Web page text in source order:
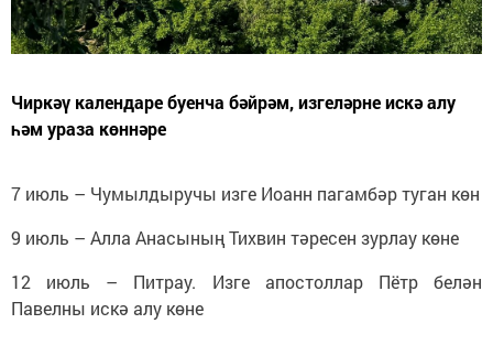
Чиркәү календаре буенча бәйрәм, изгеләрне искә алу
һәм ураза көннәре
7 июль – Чумылдыручы изге Иоанн пагамбәр туган көн
9 июль – Алла Анасының Тихвин тәресен зурлау көне
12 июль – Питрау. Изге апостоллар Пётр белән
Павелны искә алу көне